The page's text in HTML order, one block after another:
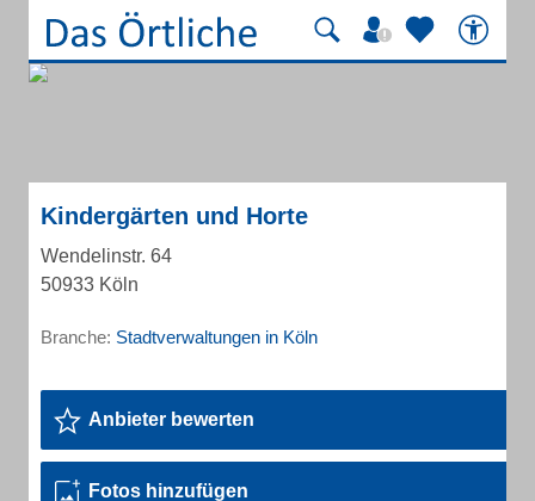
Kindergärten und Horte
Wendelinstr. 64
50933 Köln
Branche: Stadtverwaltungen in Köln
Anbieter bewerten
Fotos hinzufügen